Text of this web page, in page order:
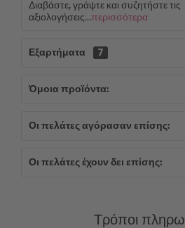
Διαβάστε, γράψτε και συζητήστε τις
αξιολογήσεις...περισσότερα
Εξαρτήματα 7
Όμοια προϊόντα:
Οι πελάτες αγόρασαν επίσης:
Οι πελάτες έχουν δει επίσης:
Τρόποι